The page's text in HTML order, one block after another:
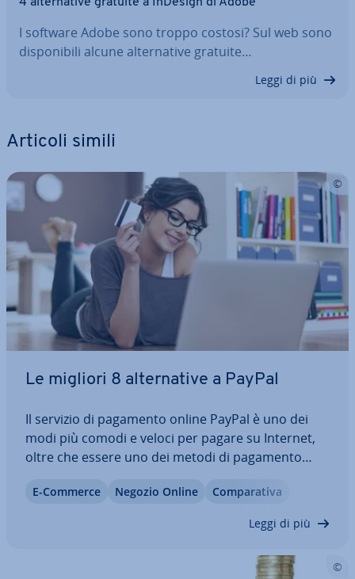
I software Adobe sono troppo costosi? Sul web sono
di­spo­ni­bi­li alcune al­ter­na­ti­ve gratuite…
Leggi di più
Articoli simili
Le migliori 8 al­ter­na­ti­ve a PayPal
Il servizio di pagamento online PayPal è uno dei
modi più comodi e veloci per pagare su Internet,
oltre che essere uno dei metodi di pagamento
con­se­gna­re i propri dati sensibili al leader del
E-Commerce Negozio Online Com­pa­ra­ti­va
Leggi di più